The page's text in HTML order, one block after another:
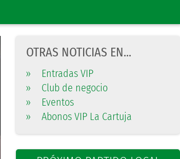
OTRAS NOTICIAS EN...
»
Entradas VIP
»
Club de negocio
»
Eventos
»
Abonos VIP La Cartuja